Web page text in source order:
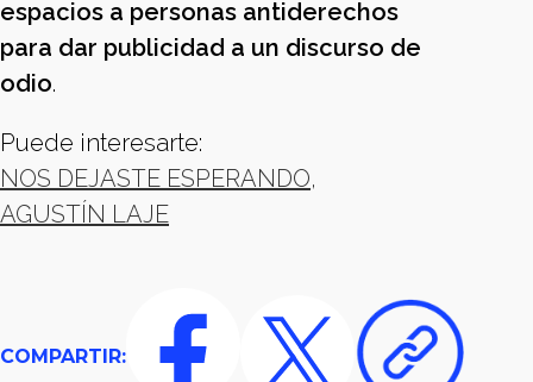
espacios a personas antiderechos
para dar publicidad a un discurso de
odio.
Puede interesarte:
NOS DEJASTE ESPERANDO,
AGUSTÍN LAJE
COMPARTIR: